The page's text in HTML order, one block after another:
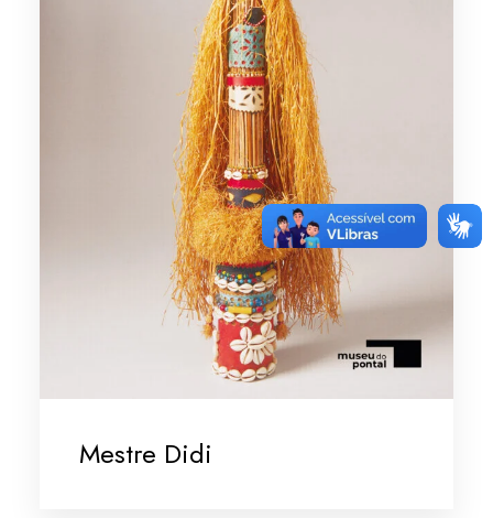
Mestre Didi